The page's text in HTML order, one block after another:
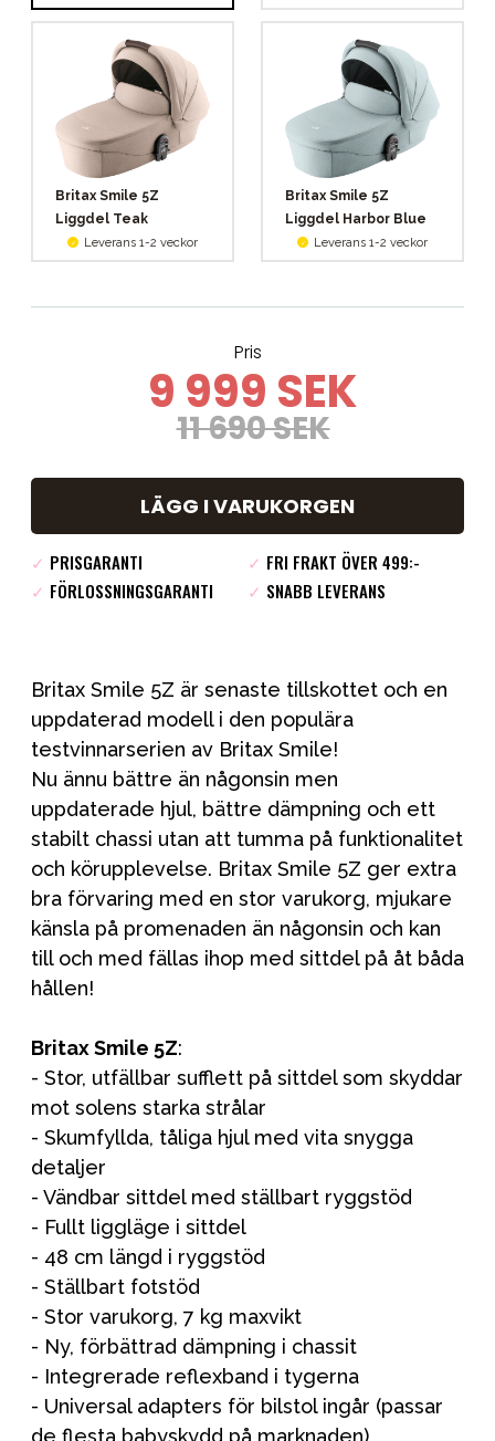
Britax Smile 5Z
Liggdel Teak
Leverans 1-2 veckor
Britax Smile 5Z
Liggdel Harbor Blue
Leverans 1-2 veckor
Pris
9 999 SEK
11 690 SEK
LÄGG I VARUKORGEN
✓ PRISGARANTI ✓ FRI FRAKT ÖVER 499:-
✓ FÖRLOSSNINGSGARANTI ✓ SNABB LEVERANS
Britax Smile 5Z är senaste tillskottet och en
uppdaterad modell i den populära
testvinnarserien av Britax Smile!
Nu ännu bättre än någonsin men
uppdaterade hjul, bättre dämpning och ett
stabilt chassi utan att tumma på funktionalitet
och körupplevelse. Britax Smile 5Z ger extra
bra förvaring med en stor varukorg, mjukare
känsla på promenaden än någonsin och kan
till och med fällas ihop med sittdel på åt båda
hållen!
Britax Smile 5Z:
- Stor, utfällbar sufflett på sittdel som skyddar
mot solens starka strålar
- Skumfyllda, tåliga hjul med vita snygga
detaljer
- Vändbar sittdel med ställbart ryggstöd
- Fullt liggläge i sittdel
- 48 cm längd i ryggstöd
- Ställbart fotstöd
- Stor varukorg, 7 kg maxvikt
- Ny, förbättrad dämpning i chassit
- Integrerade reflexband i tygerna
- Universal adapters för bilstol ingår (passar
de flesta babyskydd på marknaden)